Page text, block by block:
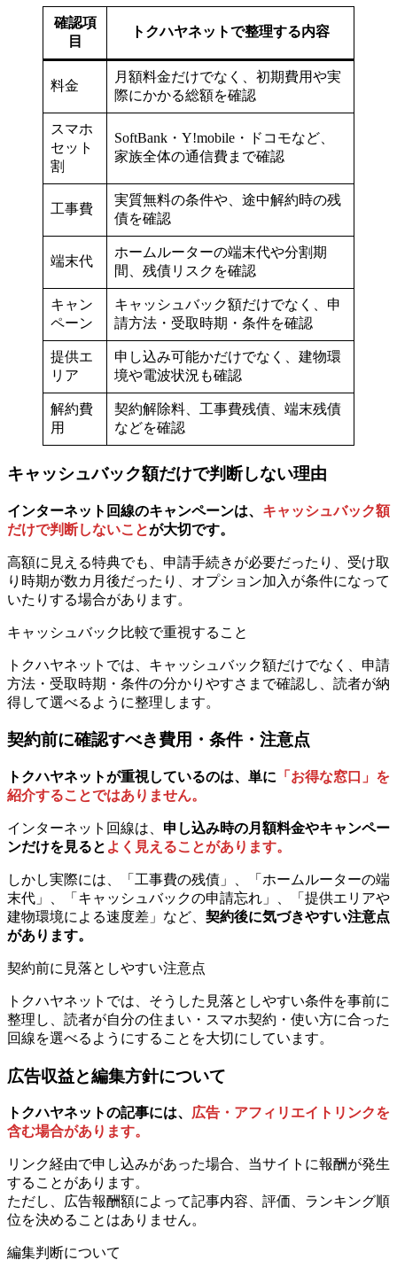
確認項
目
トクハヤネットで整理する内容
料金
月額料金だけでなく、初期費用や実
際にかかる総額を確認
スマホ
セット
割
SoftBank・Y!mobile・ドコモなど、
家族全体の通信費まで確認
工事費
実質無料の条件や、途中解約時の残
債を確認
端末代
ホームルーターの端末代や分割期
間、残債リスクを確認
キャン
ペーン
キャッシュバック額だけでなく、申
請方法・受取時期・条件を確認
提供エ
リア
申し込み可能かだけでなく、建物環
境や電波状況も確認
解約費
用
契約解除料、工事費残債、端末残債
などを確認
キャッシュバック額だけで判断しない理由
インターネット回線のキャンペーンは、 キャッシュバック額
だけで判断しないことが大切です。
高額に見える特典でも、申請手続きが必要だったり、受け取
り時期が数カ月後だったり、オプション加入が条件になって
いたりする場合があります。
キャッシュバック比較で重視すること
トクハヤネットでは、キャッシュバック額だけでなく、申請
方法・受取時期・条件の分かりやすさまで確認し、読者が納
得して選べるように整理します。
契約前に確認すべき費用・条件・注意点
トクハヤネットが重視しているのは、単に 「お得な窓口」を
紹介することではありません。
インターネット回線は、 申し込み時の月額料金やキャンペー
ンだけを見ると よく見えることがあります。
しかし実際には、「工事費の残債」、「ホームルーターの端
末代」、「キャッシュバックの申請忘れ」、「提供エリアや
建物環境による速度差」など、 契約後に気づきやすい注意点
があります。
契約前に見落としやすい注意点
トクハヤネットでは、そうした見落としやすい条件を事前に
整理し、読者が自分の住まい・スマホ契約・使い方に合った
回線を選べるようにすることを大切にしています。
広告収益と編集方針について
トクハヤネットの記事には、 広告・アフィリエイトリンクを
含む場合があります。
リンク経由で申し込みがあった場合、当サイトに報酬が発生
することがあります。
ただし、広告報酬額によって記事内容、評価、ランキング順
位を決めることはありません。
編集判断について